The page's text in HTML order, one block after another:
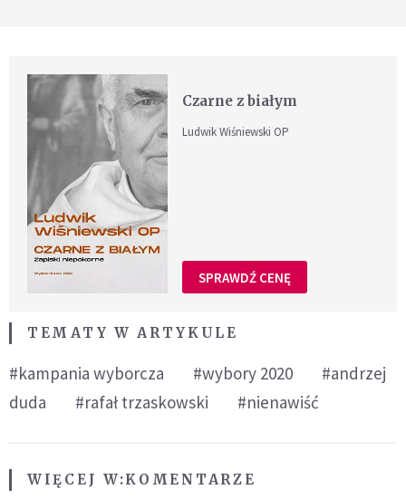
Czarne z białym
Ludwik Wiśniewski OP
SPRAWDŹ CENĘ
TEMATY W ARTYKULE
#kampania wyborcza #wybory 2020
#andrzej
duda
#rafał trzaskowski #nienawiść
WIĘCEJ W:KOMENTARZE